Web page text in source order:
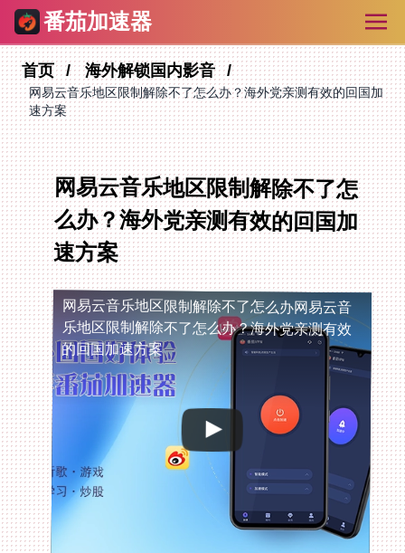
番茄加速器
首页 海外解锁国内影音
网易云音乐地区限制解除不了怎么办？海外党亲测有效的回国加
速方案
网易云音乐地区限制解除不了怎
么办？海外党亲测有效的回国加
速方案
网易云音乐地区限制解除不了怎么办网易云音
乐地区限制解除不了怎么办？海外党亲测有效
的回国加速方案